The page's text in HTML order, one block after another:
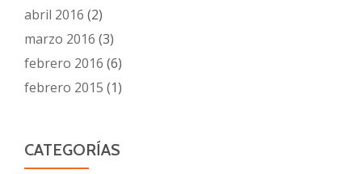
abril 2016 (2)
marzo 2016 (3)
febrero 2016 (6)
febrero 2015 (1)
CATEGORÍAS